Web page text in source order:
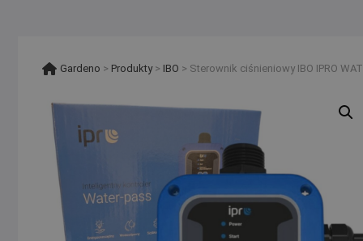
Gardeno > Produkty> IBO > Sterownik ciśnieniowy IBO IPRO